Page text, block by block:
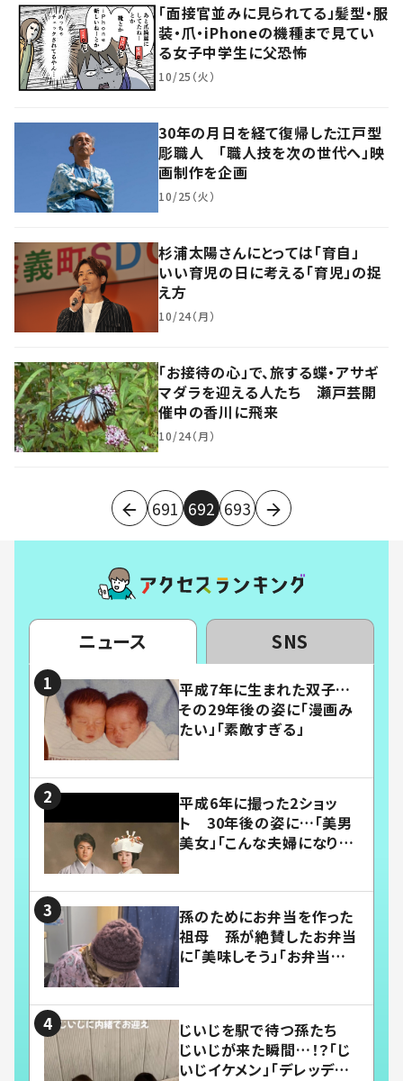
「面接官並みに見られてる」髪型・服
装・爪・iPhoneの機種まで見てい
る女子中学生に父恐怖
10/25（火）
30年の月日を経て復帰した江戸型
彫職人 「職人技を次の世代へ」映
画制作を企画
10/25（火）
杉浦太陽さんにとっては「育自」
いい育児の日に考える「育児」の捉
え方
10/24（月）
「お接待の心」で、旅する蝶・アサギ
マダラを迎える人たち 瀬戸芸開
催中の香川に飛来
10/24（月）
691 692 693
ニュース SNS
平成7年に生まれた双子…
その29年後の姿に「漫画み
たい」「素敵すぎる」
平成6年に撮った2ショッ
ト 30年後の姿に…「美男
美女」「こんな夫婦になりた
孫のためにお弁当を作った
祖母 孫が絶賛したお弁当
に「美味しそう」「お弁当すご
じいじを駅で待つ孫たち
じいじが来た瞬間…！？「じ
いじイケメン」「デレッデレ」